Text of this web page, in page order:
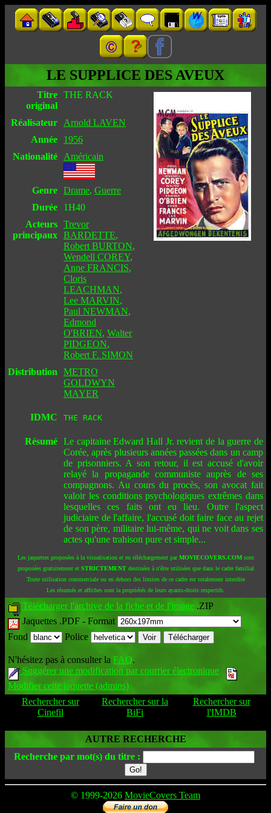
LE SUPPLICE DES AVEUX
Titre
original
THE RACK
Réalisateur
Arnold LAVEN
Année
1956
Nationalité
Américain
Genre Drame, Guerre
Durée
1H40
Acteurs
principaux
Trevor
BARDETTE,
Robert BURTON,
Wendell COREY,
Anne FRANCIS,
Cloris
LEACHMAN,
Lee MARVIN,
Paul NEWMAN,
Edmond
O'BRIEN, Walter
PIDGEON,
Robert F. SIMON
Distribution
METRO
GOLDWYN
MAYER
IDMC THE RACK
Résumé Le capitaine Edward Hall Jr. revient de la guerre de
Corée, après plusieurs années passées dans un camp
de prisonniers. A son retour, il est accusé d'avoir
relayé la propagande communiste auprès de ses
compagnons. Au cours du procès, son avocat fait
valoir les conditions psychologiques extrêmes dans
lesquelles ces faits ont eu lieu. Outre l'aspect
judiciaire de l'affaire, l'accusé doit faire face au rejet
de son père, militaire lui-même, qui ne voit dans ses
actes qu'une trahison pure et simple...
Les jaquettes proposées à la visualisation et en téléchargement parMOVIECOVERS.COMsont
proposées gratuitement et STRICTEMENTdestinées à n'être utilisées que dans le cadre familial
Toute utilisation commerciale ou en dehors des limites de ce cadre est totalement interdite
Les résumés et affiches sont la propriétés de leurs ayants-droits respectifs.
Télécharger l'archive de la fiche et de l'image .ZIP
Jaquettes .PDF - Format
Fond
Police
N'hésitez pas à consulter la FAQ.
Suggérer une modification par courrier électronique
Modifier cette jaquette (admins)
Rechercher sur
Cinefil
Rechercher sur la
BiFi
Rechercher sur
l'IMDB
AUTRE RECHERCHE
Recherche par mot(s) du titre :
© 1999-2026 MovieCovers Team